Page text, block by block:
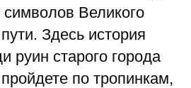
символов Великого
Здесь история
руин старого города
по тропинкам,